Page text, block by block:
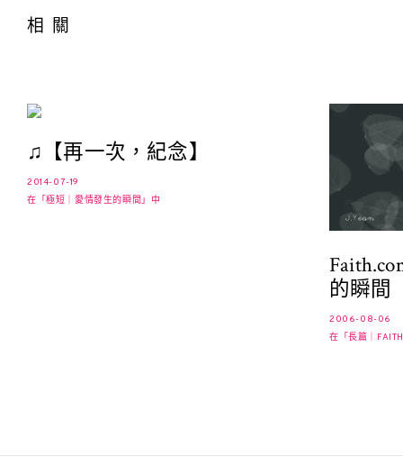
相關
♫【再一次，紀念】
2014-07-19
在「極短｜愛情發生的瞬間」中
的瞬間
2006-08-06
在「長篇｜